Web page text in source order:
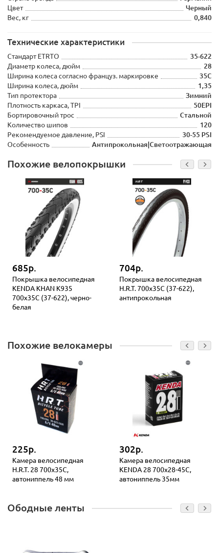
Цвет
Черный
Вес, кг
0,840
Технические характеристики
Стандарт ETRTO
35-622
Диаметр колеса, дюйм
28
Ширина колеса согласно француз. маркировке
35C
Ширина колеса, дюйм
1,35
Тип протектора
Зимний
Плотность каркаса, TPI
50EPI
Бортировочный трос
Стальной
Количество шипов
120
Рекомендуемое давление, PSI
30-55 PSI
Особенность
Антипрокольная|Светоотражающая
Похожие велопокрышки
685р.
Покрышка велосипедная
KENDA KHAN K935
700x35С (37-622), черно-
белая
704р.
Покрышка велосипедная
H.R.T. 700x35С (37-622),
антипрокольная
Похожие велокамеры
225р.
Камера велосипедная
H.R.T. 28 700х35C,
автониппель 48 мм
302р.
Камера велосипедная
KENDA 28 700х28-45С,
автониппель 35мм
Ободные ленты